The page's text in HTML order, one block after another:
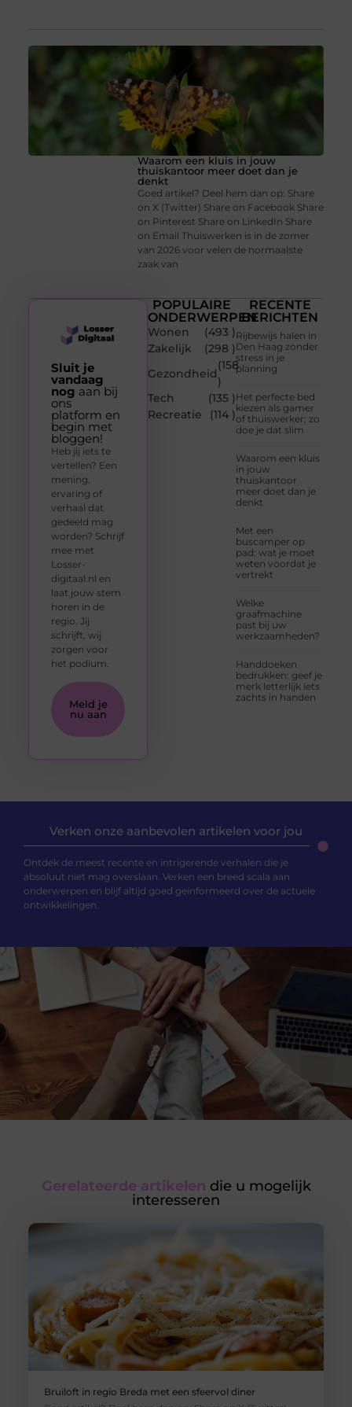
Waarom een kluis in jouw
thuiskantoor meer doet dan je
denkt
Goed artikel? Deel hem dan op: Share
on X (Twitter) Share on Facebook Share
on Pinterest Share on LinkedIn Share
on Email Thuiswerken is in de zomer
van 2026 voor velen de normaalste
zaak van
POPULAIRE
ONDERWERPEN
Wonen
(493 )
Zakelijk
(298 )
Gezondheid
(158
)
Tech
(135 )
Recreatie
(114 )
RECENTE
BERICHTEN
Rijbewijs halen in
Den Haag zonder
stress in je
planning
Het perfecte bed
kiezen als gamer
of thuiswerker: zo
doe je dat slim
Waarom een kluis
in jouw
thuiskantoor
meer doet dan je
denkt
Met een
buscamper op
pad: wat je moet
weten voordat je
vertrekt
Welke
graafmachine
past bij uw
werkzaamheden?
Handdoeken
bedrukken: geef je
merk letterlijk iets
zachts in handen
Sluit je
vandaag
nog aan bij
ons
platform en
begin met
bloggen!
Heb jij iets te
vertellen? Een
mening,
ervaring of
verhaal dat
gedeeld mag
worden? Schrijf
mee met
Losser-
digitaal.nl en
laat jouw stem
horen in de
regio. Jij
schrijft, wij
zorgen voor
het podium.
Meld je
nu aan
Verken onze aanbevolen artikelen voor jou
Ontdek de meest recente en intrigerende verhalen die je
absoluut niet mag overslaan. Verken een breed scala aan
onderwerpen en blijf altijd goed geïnformeerd over de actuele
ontwikkelingen.
Gerelateerde artikelen die u mogelijk
interesseren
Bruiloft in regio Breda met een sfeervol diner